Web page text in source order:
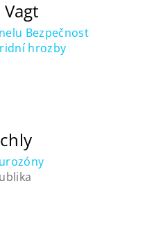
Bezpečnost
hrozby